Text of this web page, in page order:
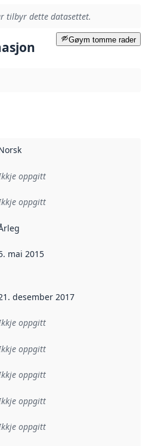
tilbyr dette datasettet.
Gøym tomme rader
: oppgitt
oppgitt
:
mai 2015
desember 2017
oppgitt
oppgitt
oppgitt
oppgitt
oppgitt